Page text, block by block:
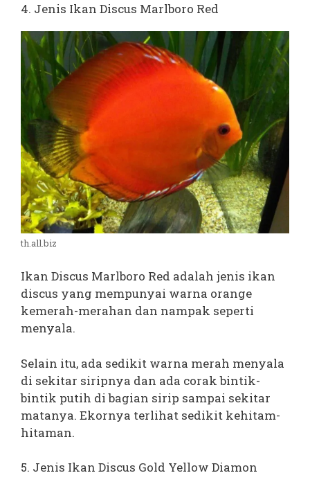
4. Jenis Ikan Discus Marlboro Red
th.all.biz
Ikan Discus Marlboro Red adalah jenis ikan
discus yang mempunyai warna orange
kemerah-merahan dan nampak seperti
menyala.
Selain itu, ada sedikit warna merah menyala
di sekitar siripnya dan ada corak bintik-
bintik putih di bagian sirip sampai sekitar
matanya. Ekornya terlihat sedikit kehitam-
hitaman.
5. Jenis Ikan Discus Gold Yellow Diamon